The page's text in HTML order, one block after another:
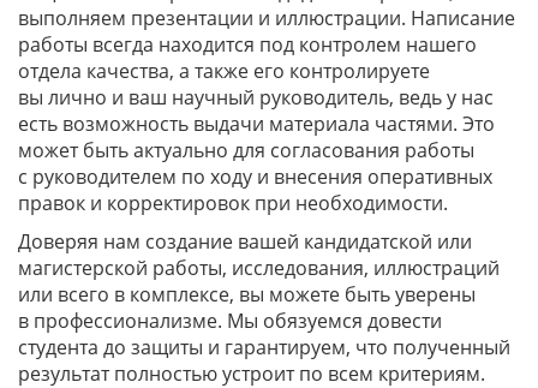
выполняем презентации и иллюстрации. Написание
работы всегда находится под контролем нашего
отдела качества, а также его контролируете
вы лично и ваш научный руководитель, ведь у нас
есть возможность выдачи материала частями. Это
может быть актуально для согласования работы
с руководителем по ходу и внесения оперативных
правок и корректировок при необходимости.
Доверяя нам создание вашей кандидатской или
магистерской работы, исследования, иллюстраций
или всего в комплексе, вы можете быть уверены
в профессионализме. Мы обязуемся довести
студента до защиты и гарантируем, что полученный
результат полностью устроит по всем критериям.